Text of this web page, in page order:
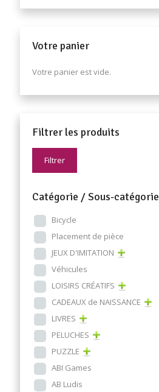
Votre panier
Votre panier est vide.
Filtrer les produits
Filtrer
Catégorie / Sous-catégorie
Bicycle
Placement de pièce
JEUX D'IMITATION
Véhicules
LOISIRS CRÉATIFS
CADEAUX de NAISSANCE
LIVRES
PELUCHES
PUZZLE
ABI Games
AB Ludis